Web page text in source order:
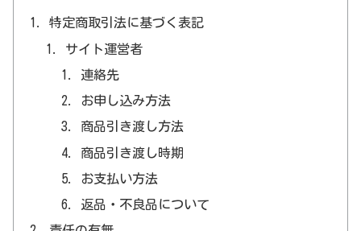
特定商取引法に基づく表記
サイト運営者
連絡先
お申し込み方法
商品引き渡し方法
商品引き渡し時期
お支払い方法
返品・不良品について